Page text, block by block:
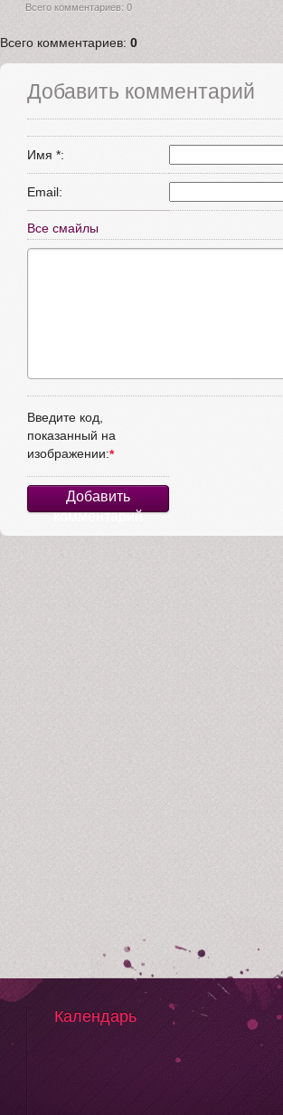
Всего комментариев: 0
Всего комментариев: 0
Добавить комментарий
Имя *:
Email:
Все смайлы
Введите код,
показанный на
изображении:
Добавить
комментарий
Календарь